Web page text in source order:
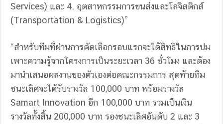
Services) และ 4. อุตสาหกรรมการขนส่งและโลจิสติกส์
(Transportation & Logistics)”
“สำหรับทีมที่ผ่านการคัดเลือกรอบแรกจะได้สิทธิในการบ่ม
เพาะความรู้จากโครงการเป็นระยะเวลา 36 ชั่วโมง และต้อง
มานำเสนอผลงานของตัวเองต่อคณะกรรมการ สุดท้ายทีม
ชนะเลิศจะได้รับรางวัล 100,000 บาท พร้อมรางวัล
Samart Innovation อีก 100,000 บาท รวมเป็นเงิน
รางวัลทั้งสิ้น 200,000 บาท รองชนะเลิศอันดับ 2 และ 3